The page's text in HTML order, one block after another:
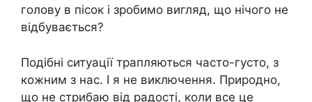
голову в пісок і зробимо вигляд, що нічого не
відбувається?
Подібні ситуації трапляються часто-густо, з
кожним з нас. І я не виключення. Природно,
що не стрибаю від радості, коли все це